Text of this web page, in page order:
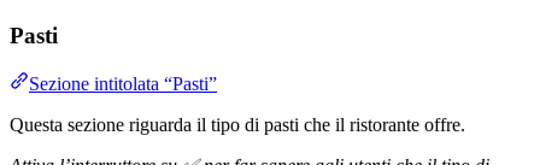
Pasti
Sezione intitolata “Pasti”
Questa sezione riguarda il tipo di pasti che il ristorante offre.